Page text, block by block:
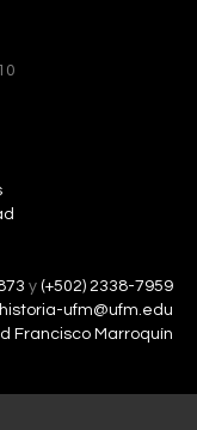
y (+502) 2338-7959
historia-ufm@ufm.edu
Francisco Marroquín